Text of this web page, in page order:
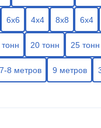
6х6 4х4 8х8 6х4
20 тонн 25 тонн
7-8 метров 9 метров